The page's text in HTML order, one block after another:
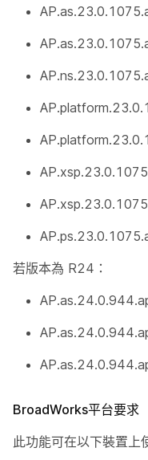
若版本為 R24：
BroadWorks平台要求
此功能可在以下裝置上